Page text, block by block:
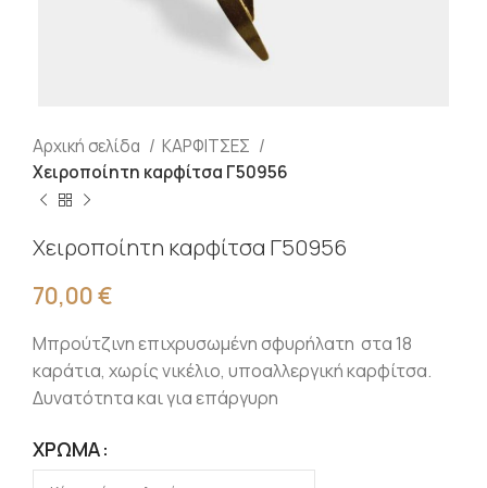
Αρχική σελίδα
ΚΑΡΦΙΤΣΕΣ
Χειροποίητη καρφίτσα Γ50956
Χειροποίητη καρφίτσα Γ50956
70,00€
Μπρούτζινη επιχρυσωμένη σφυρήλατη στα 18
καράτια, χωρίς νικέλιο, υποαλλεργική καρφίτσα.
Δυνατότητα και για επάργυρη
ΧΡΏΜΑ